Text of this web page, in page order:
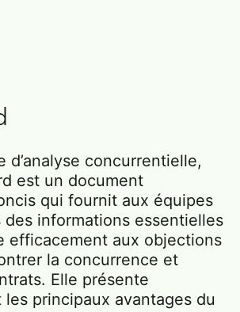
d’analyse concurrentielle,
est un document
qui fournit aux équipes
des informations essentielles
efficacement aux objections
la concurrence et
Elle présente
les principaux avantages du